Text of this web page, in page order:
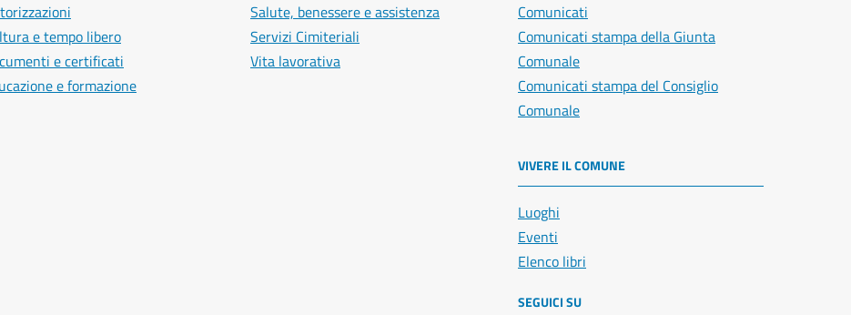
e tempo libero
e certificati
e formazione
Salute, benessere e assistenza
Servizi Cimiteriali
Vita lavorativa
Comunicati
Comunicati stampa della Giunta
Comunale
Comunicati stampa del Consiglio
Comunale
VIVERE IL COMUNE
Luoghi
Eventi
Elenco libri
SEGUICI SU